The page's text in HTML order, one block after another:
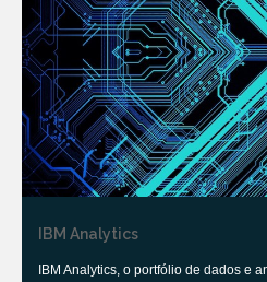
IBM Analytics
IBM Analytics, o portfólio de dados e